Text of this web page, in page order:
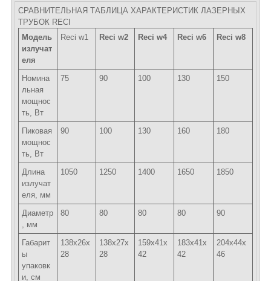
СРАВНИТЕЛЬНАЯ ТАБЛИЦА ХАРАКТЕРИСТИК ЛАЗЕРНЫХ
ТРУБОК RECI
Модель
излучат
еля
Reci w1 Reci w2 Reci w4 Reci w6 Reci w8
Номина
льная
мощнос
ть, Вт
75 90 100 130 150
Пиковая
мощнос
ть, Вт
90 100 130 160 180
Длина
излучат
еля, мм
1050 1250 1400 1650 1850
Диаметр
, мм
80 80 80 80 90
Габарит
ы
упаковк
и, см
138х26х
28
138х27х
28
159х41х
42
183x41x
42
204x44x
46